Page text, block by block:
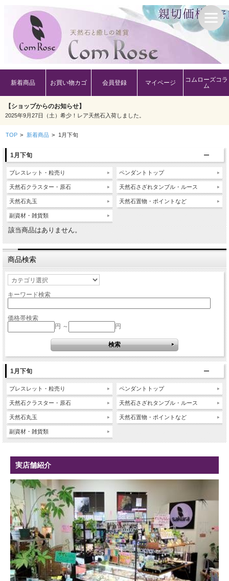
新着商品 お買い物カゴ 会員登録 マイページ
コムローズコラ
ム
【ショップからのお知らせ】
2025年9月27日（土）希少！レア天然石入荷しました。
TOP > 新着商品 > 1月下旬
1月下旬
ブレスレット・粒売り
天然石クラスター・原石
天然石丸玉
副資材・雑貨類
ペンダントトップ
天然石さざれタンブル・ルース
天然石置物・ポイントなど
該当商品はありません。
商品検索
キーワード検索
価格帯検索
円 ～
円
1月下旬
ブレスレット・粒売り
天然石クラスター・原石
天然石丸玉
副資材・雑貨類
ペンダントトップ
天然石さざれタンブル・ルース
天然石置物・ポイントなど
実店舗紹介